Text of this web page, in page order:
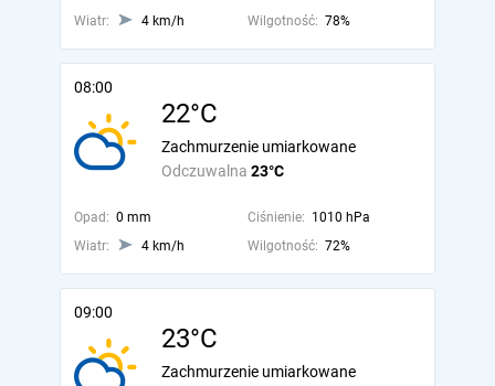
Wiatr: 4 km/h Wilgotność: 78%
08:00
22°C
Odczuwalna 23°C
Zachmurzenie umiarkowane
Opad: 0 mm Ciśnienie: 1010 hPa
Wiatr:
4 km/h Wilgotność: 72%
09:00
23°C
Zachmurzenie umiarkowane